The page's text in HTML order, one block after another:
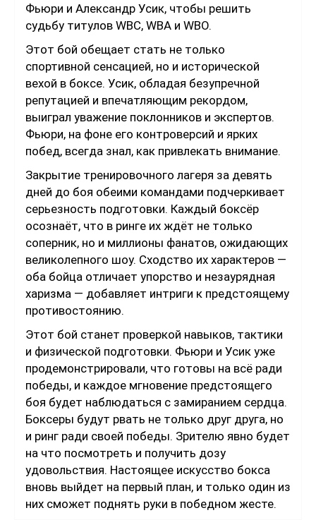
Фьюри и Александр Усик, чтобы решить
судьбу титулов WBC, WBA и WBO.
Этот бой обещает стать не только
спортивной сенсацией, но и исторической
вехой в боксе. Усик, обладая безупречной
репутацией и впечатляющим рекордом,
выиграл уважение поклонников и экспертов.
Фьюри, на фоне его контроверсий и ярких
побед, всегда знал, как привлекать внимание.
Закрытие тренировочного лагеря за девять
дней до боя обеими командами подчеркивает
серьезность подготовки. Каждый боксёр
осознаёт, что в ринге их ждёт не только
соперник, но и миллионы фанатов, ожидающих
великолепного шоу. Сходство их характеров —
оба бойца отличает упорство и незаурядная
харизма — добавляет интриги к предстоящему
противостоянию.
Этот бой станет проверкой навыков, тактики
и физической подготовки. Фьюри и Усик уже
продемонстрировали, что готовы на всё ради
победы, и каждое мгновение предстоящего
боя будет наблюдаться с замиранием сердца.
Боксеры будут рвать не только друг друга, но
и ринг ради своей победы. Зрителю явно будет
на что посмотреть и получить дозу
удовольствия. Настоящее искусство бокса
вновь выйдет на первый план, и только один из
них сможет поднять руки в победном жесте.